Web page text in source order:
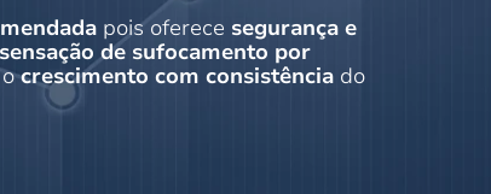
pois oferece segurança e
de sufocamento por
ocrescimento com consistência do